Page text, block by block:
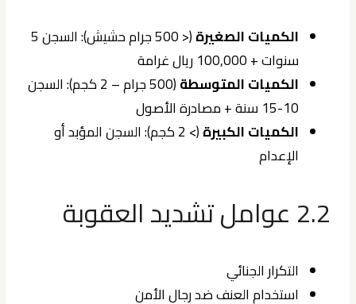
الكميات الصغيرة
(< 500 جرام حشيش): السجن 5
سنوات + 100,000 ريال غرامة
الكميات المتوسطة
(500 جرام – 2 كجم): السجن
10-15 سنة + مصادرة الأصول
الكميات الكبيرة
(> 2 كجم): السجن المؤبد أو
الإعدام
2.2 عوامل تشديد العقوبة
التكرار الجنائي
استخدام العنف ضد رجال الأمن